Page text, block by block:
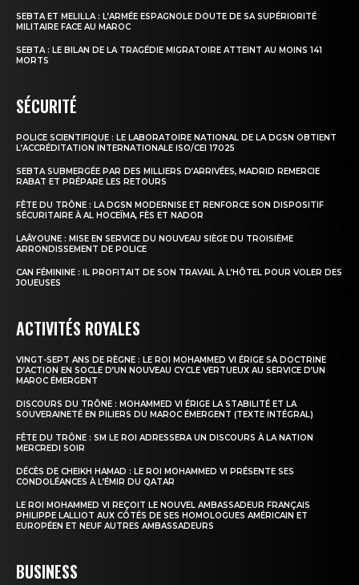
SEBTA ET MELILLA : L’ARMÉE ESPAGNOLE DOUTE DE SA SUPÉRIORITÉ
MILITAIRE FACE AU MAROC
SEBTA : LE BILAN DE LA TRAGÉDIE MIGRATOIRE ATTEINT AU MOINS 141
MORTS
SÉCURITÉ
POLICE SCIENTIFIQUE : LE LABORATOIRE NATIONAL DE LA DGSN OBTIENT
L’ACCRÉDITATION INTERNATIONALE ISO/CEI 17025
SEBTA SUBMERGÉE PAR DES MILLIERS D’ARRIVÉES, MADRID REMERCIE
RABAT ET PRÉPARE LES RETOURS
FÊTE DU TRÔNE : LA DGSN MODERNISE ET RENFORCE SON DISPOSITIF
SÉCURITAIRE À AL HOCEÏMA, FÈS ET NADOR
LAÂYOUNE : MISE EN SERVICE DU NOUVEAU SIÈGE DU TROISIÈME
ARRONDISSEMENT DE POLICE
CAN FÉMININE : IL PROFITAIT DE SON TRAVAIL À L’HÔTEL POUR VOLER DES
JOUEUSES
ACTIVITÉS ROYALES
VINGT-SEPT ANS DE RÈGNE : LE ROI MOHAMMED VI ÉRIGE SA DOCTRINE
D’ACTION EN SOCLE D’UN NOUVEAU CYCLE VERTUEUX AU SERVICE D’UN
MAROC ÉMERGENT
DISCOURS DU TRÔNE : MOHAMMED VI ÉRIGE LA STABILITÉ ET LA
SOUVERAINETÉ EN PILIERS DU MAROC ÉMERGENT (TEXTE INTÉGRAL)
FÊTE DU TRÔNE : SM LE ROI ADRESSERA UN DISCOURS À LA NATION
MERCREDI SOIR
DÉCÈS DE CHEIKH HAMAD : LE ROI MOHAMMED VI PRÉSENTE SES
CONDOLÉANCES À L’ÉMIR DU QATAR
LE ROI MOHAMMED VI REÇOIT LE NOUVEL AMBASSADEUR FRANÇAIS
PHILIPPE LALLIOT AUX CÔTÉS DE SES HOMOLOGUES AMÉRICAIN ET
EUROPÉEN ET NEUF AUTRES AMBASSADEURS
BUSINESS